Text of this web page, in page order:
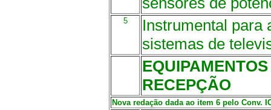
5
Instrumental para
sistemas de
RECEPÇÃO
Nova redação dada ao item 6 pelo Conv.